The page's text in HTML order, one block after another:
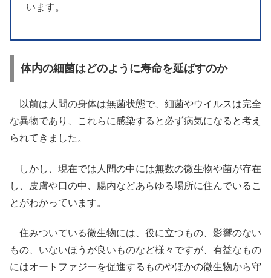
います。
体内の細菌はどのように寿命を延ばすのか
以前は人間の身体は無菌状態で、細菌やウイルスは完全
な異物であり、これらに感染すると必ず病気になると考え
られてきました。
しかし、現在では人間の中には無数の微生物や菌が存在
し、皮膚や口の中、腸内などあらゆる場所に住んでいるこ
とがわかっています。
住みついている微生物には、役に立つもの、影響のない
もの、いないほうが良いものなど様々ですが、有益なもの
にはオートファジーを促進するものやほかの微生物から守